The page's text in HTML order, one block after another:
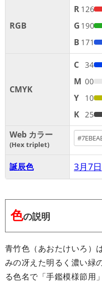
RGB
R 126
G 190
B 171
CMYK
C 34
M 00
Y 10
K 25
Web カラー
Hex triplet
誕辰色 3月7日
色の説明
青竹色（あおたけいろ）
みの冴えた明るく濃い緑
る色名で「手鑑模様節用